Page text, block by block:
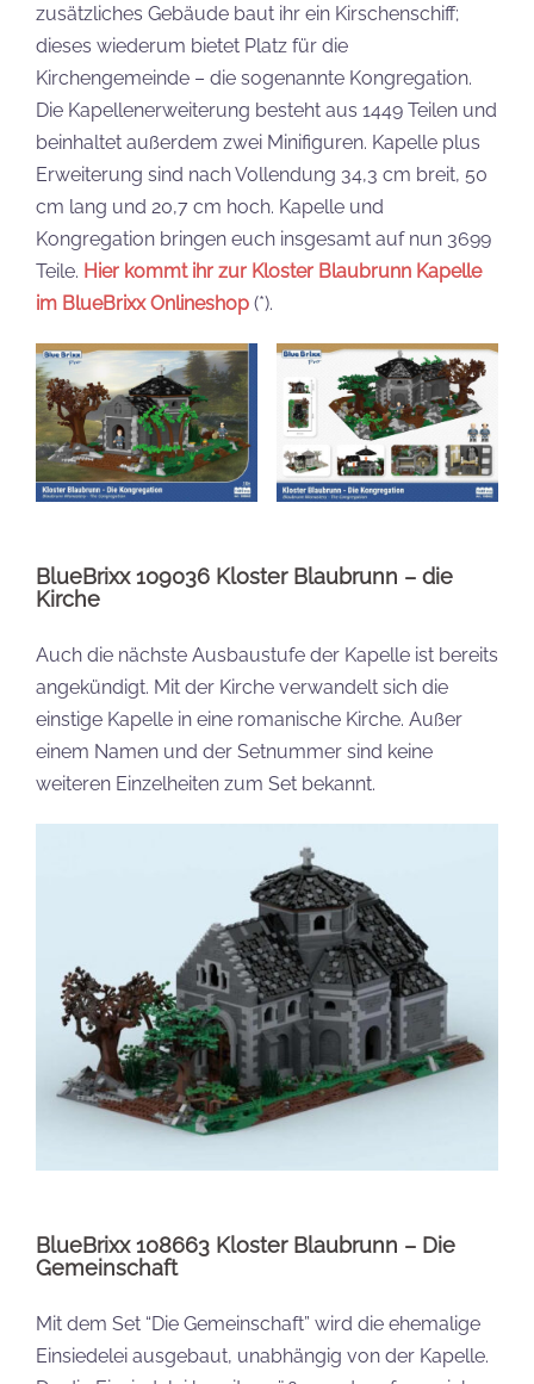
zusätzliches Gebäude baut ihr ein Kirschenschiff;
dieses wiederum bietet Platz für die
Kirchengemeinde – die sogenannte Kongregation.
Die Kapellenerweiterung besteht aus 1449 Teilen und
beinhaltet außerdem zwei Minifiguren. Kapelle plus
Erweiterung sind nach Vollendung 34,3 cm breit, 50
cm lang und 20,7 cm hoch. Kapelle und
Kongregation bringen euch insgesamt auf nun 3699
Teile. Hier kommt ihr zur Kloster Blaubrunn Kapelle
im BlueBrixx Onlineshop (*).
BlueBrixx 109036 Kloster Blaubrunn – die
Kirche
Auch die nächste Ausbaustufe der Kapelle ist bereits
angekündigt. Mit der Kirche verwandelt sich die
einstige Kapelle in eine romanische Kirche. Außer
einem Namen und der Setnummer sind keine
weiteren Einzelheiten zum Set bekannt.
BlueBrixx 108663 Kloster Blaubrunn – Die
Gemeinschaft
Mit dem Set “Die Gemeinschaft” wird die ehemalige
Einsiedelei ausgebaut, unabhängig von der Kapelle.